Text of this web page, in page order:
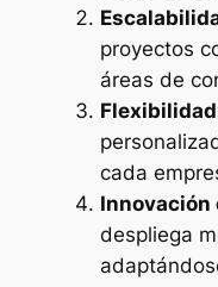
proyectos
áreas de
Flexibilidad
cada
Innovación
despliega